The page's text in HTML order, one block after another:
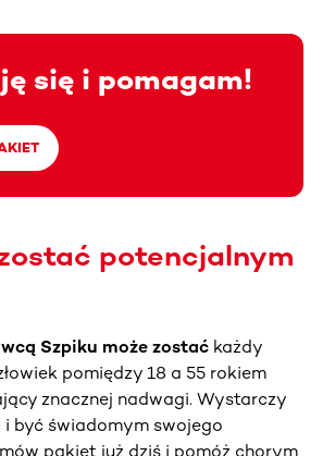
się i pomagam!
potencjalnym
Szpiku może zostać każdy
pomiędzy 18 a 55 rokiem
znacznej nadwagi. Wystarczy
być świadomym swojego
pakiet już dziś i pomóż chorym